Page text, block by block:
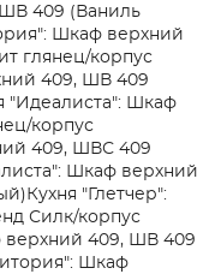
409 (Ваниль
Шкаф верхний
глянец/корпус
409, ШВ 409
"Идеалиста": Шкаф
корпус
409, ШВС 409
Шкаф верхний
Кухня "Глетчер":
Силк/корпус
верхний 409, ШВ 409
Шкаф